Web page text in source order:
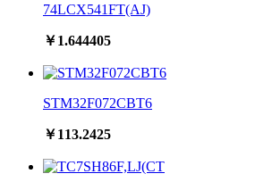
74LCX541FT(AJ)
￥1.644405
STM32F072CBT6
￥113.2425